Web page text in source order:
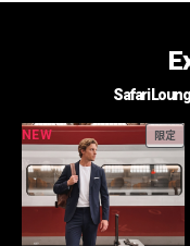
Safari
NEW 限定